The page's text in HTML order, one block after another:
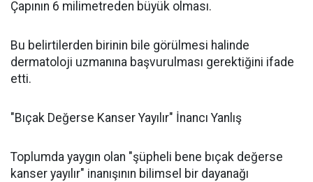
Çapının 6 milimetreden büyük olması.
Bu belirtilerden birinin bile görülmesi halinde
dermatoloji uzmanına başvurulması gerektiğini ifade
etti.
"Bıçak Değerse Kanser Yayılır" İnancı Yanlış
Toplumda yaygın olan "şüpheli bene bıçak değerse
kanser yayılır" inanışının bilimsel bir dayanağı